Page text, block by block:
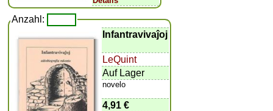
Anzahl:
Infantravivaĵoj
LeQuint
Auf Lager
novelo
4,91 €